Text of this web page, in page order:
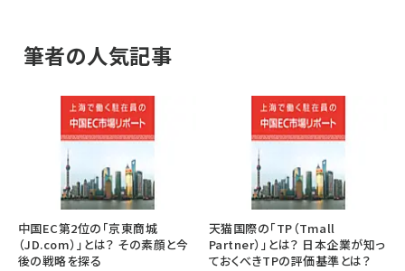
筆者の人気記事
中国EC第2位の「京東商城
（JD.com）」とは？ その素顔と今
後の戦略を探る
天猫国際の「TP（Tmall
Partner）」とは？ 日本企業が知っ
ておくべきTPの評価基準とは？